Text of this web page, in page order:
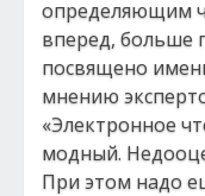
определяющим
вперед, больше
посвящено
мнению
«Электронное
модный.
При этом надо